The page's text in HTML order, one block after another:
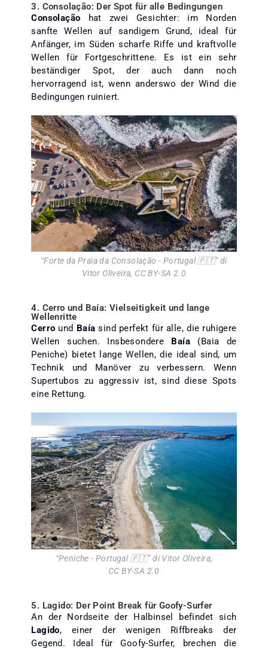
3. Consolação: Der Spot für alle Bedingungen
Consolação hat zwei Gesichter: im Norden
sanfte Wellen auf sandigem Grund, ideal für
Anfänger, im Süden scharfe Riffe und kraftvolle
Wellen für Fortgeschrittene. Es ist ein sehr
beständiger Spot, der auch dann noch
hervorragend ist, wenn anderswo der Wind die
Bedingungen ruiniert.
“Forte da Praia da Consolação - Portugal 🇵🇹” di
Vitor Oliveira, CC BY-SA 2.0
4. Cerro und Baía: Vielseitigkeit und lange
Wellenritte
Cerro und Baía sind perfekt für alle, die ruhigere
Wellen suchen. Insbesondere
Baía (Baia de
Peniche) bietet lange Wellen, die ideal sind, um
Technik und Manöver zu verbessern. Wenn
Supertubos zu aggressiv ist, sind diese Spots
eine Rettung.
“Peniche - Portugal 🇵🇹” di Vitor Oliveira,
CC BY-SA 2.0
5. Lagido: Der Point Break für Goofy-Surfer
An der Nordseite der Halbinsel befindet sich
Lagido, einer der wenigen Riffbreaks der
Gegend. Ideal für Goofy-Surfer, brechen die